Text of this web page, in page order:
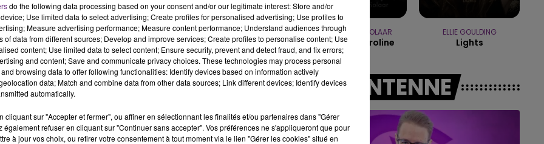
LE MAGASIN JOUÉCLUB DE REIMS FERME
SES PORTES
C'était l'une des institutions du centre-ville
rémois. Le magasin JouéClub est contraint de
fermer ses portes.
ZAHO & MC SOLAAR
Comme Caroline
ELLIE GOULDING
Lights
A L'ANTENNE
do the following data processing based on your consent and/or our legitimate interest: Store and/or
Use limited data to select advertising; Create profiles for personalised advertising; Use profiles to
Measure advertising performance; Measure content performance; Understand audiences through
of data from different sources; Develop and improve services; Create profiles to personalise content; Use
content; Use limited data to select content; Ensure security, prevent and detect fraud, and fix errors;
and content; Save and communicate privacy choices. These technologies may process personal
browsing data to offer following functionalities: Identify devices based on information actively
data; Match and combine data from other data sources; Link different devices; Identify devices
automatically.
cliquant sur "Accepter et fermer", ou affiner en sélectionnant les finalités et/ou partenaires dans "Gérer
également refuser en cliquant sur "Continuer sans accepter". Vos préférences ne s'appliqueront que pour
à jour vos choix, ou retirer votre consentement à tout moment via le lien "Gérer les cookies" situé en